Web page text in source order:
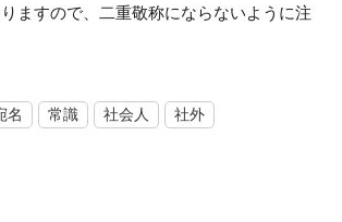
ますので、二重敬称にならないように注
名 常識 社会人 社外